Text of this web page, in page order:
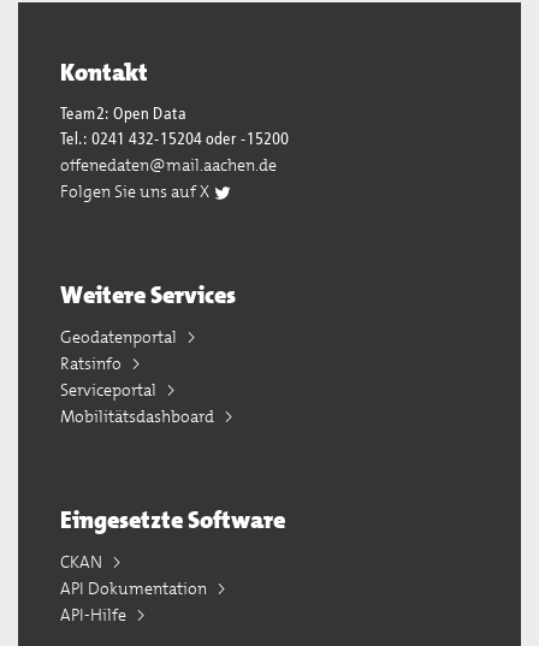
Kontakt
Team2: Open Data
Tel.: 0241 432-15204 oder -15200
offenedaten@mail.aachen.de
Folgen Sie uns auf X
Weitere Services
Geodatenportal
Ratsinfo
Serviceportal
Mobilitätsdashboard
Eingesetzte Software
CKAN
API Dokumentation
API-Hilfe